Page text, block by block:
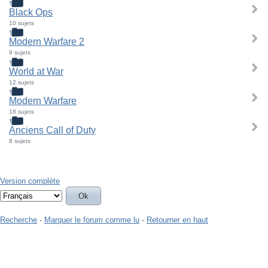
Black Ops
10 sujets
Modern Warfare 2
9 sujets
World at War
12 sujets
Modern Warfare
18 sujets
Anciens Call of Duty
8 sujets
Version complète
Recherche · Marquer le forum comme lu · Retourner en haut